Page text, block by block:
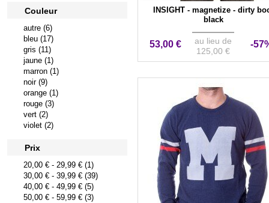
Couleur
autre (6)
bleu (17)
gris (11)
jaune (1)
marron (1)
noir (9)
orange (1)
rouge (3)
vert (2)
violet (2)
Prix
20,00 € -29,99 € (1)
30,00 € -39,99 € (39)
40,00 € -49,99 € (5)
50,00 € -59,99 € (3)
INSIGHT - magnetize - dirty
black
53,00 €
au lieu de
125,00 €
-